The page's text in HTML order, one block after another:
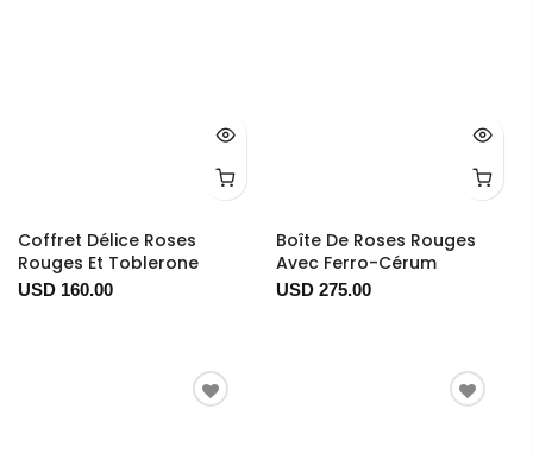
Coffret Délice Roses
Rouges Et Toblerone
USD 160.00
Boîte De Roses Rouges
Avec Ferro-Cérum
USD 275.00